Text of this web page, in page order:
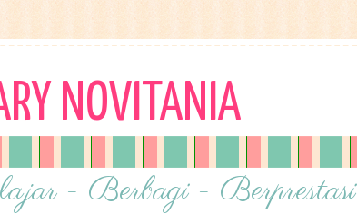
NOVITANIA
- Berbagi - Berprestasi